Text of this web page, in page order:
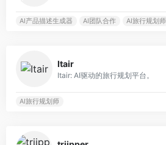
AI产品描述生成器 AI团队合作 AI旅行规划师
Itair
Itair: AI驱动的旅行规划平台。
AI旅行规划师